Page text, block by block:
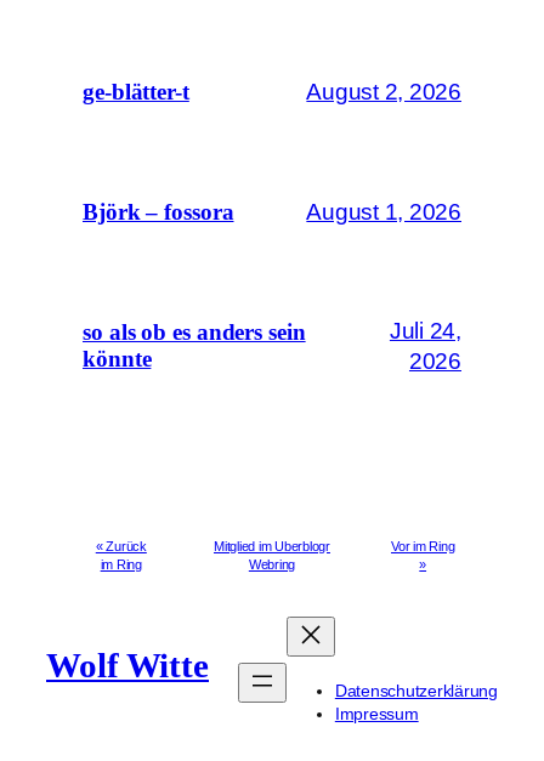
ge-blätter-t August 2, 2026
Björk – fossora August 1, 2026
so als ob es anders sein
könnte
Juli 24,
2026
« Zurück
im Ring
Mitglied im Uberblogr
Webring
Vor im Ring
»
Wolf Witte
Datenschutzerklärung
Impressum